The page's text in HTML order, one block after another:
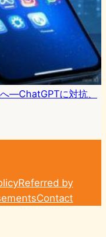
—ChatGPTに対抗、
Referred by
Contact